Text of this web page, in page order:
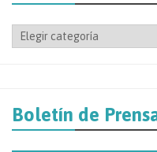
Filtrar
Prensa
Boletín de